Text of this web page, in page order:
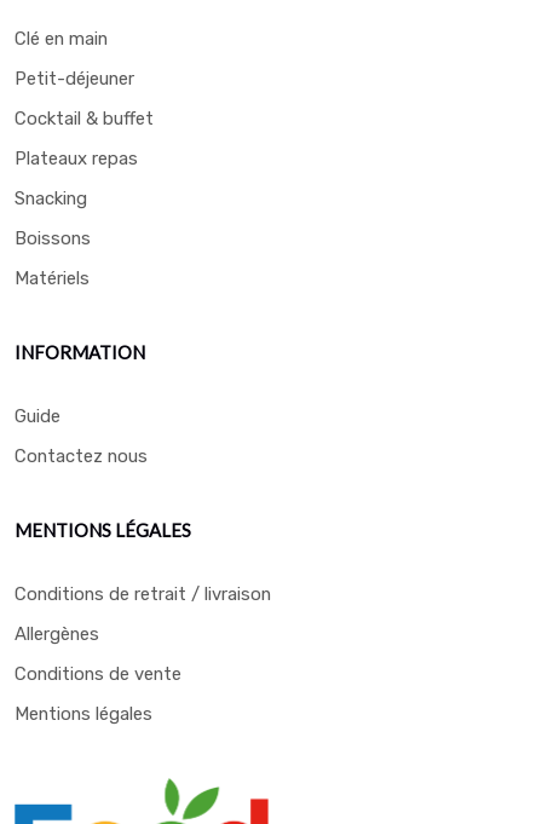
Clé en main
Petit-déjeuner
Cocktail & buffet
Plateaux repas
Snacking
Boissons
Matériels
INFORMATION
Guide
Contactez nous
MENTIONS LÉGALES
Conditions de retrait / livraison
Allergènes
Conditions de vente
Mentions légales